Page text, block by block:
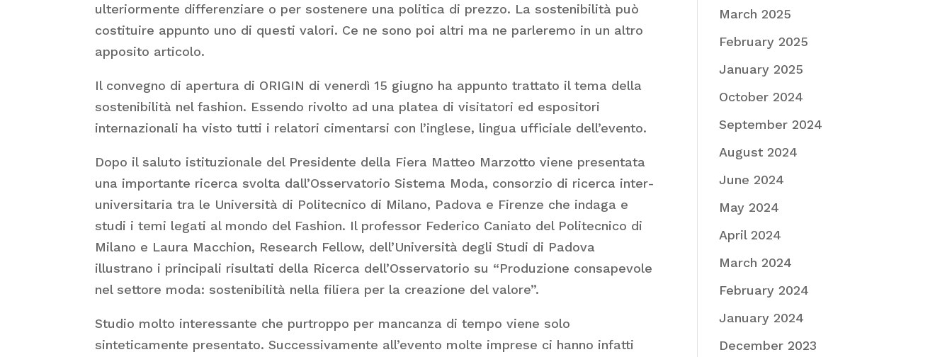
ulteriormente differenziare o per sostenere una politica di prezzo. La sostenibilità può
costituire appunto uno di questi valori. Ce ne sono poi altri ma ne parleremo in un altro
apposito articolo.
Il convegno di apertura di ORIGIN di venerdì 15 giugno ha appunto trattato il tema della
sostenibilità nel fashion. Essendo rivolto ad una platea di visitatori ed espositori
internazionali ha visto tutti i relatori cimentarsi con l’inglese, lingua ufficiale dell’evento.
Dopo il saluto istituzionale del Presidente della Fiera Matteo Marzotto viene presentata
una importante ricerca svolta dall’Osservatorio Sistema Moda, consorzio di ricerca inter-
universitaria tra le Università di Politecnico di Milano, Padova e Firenze che indaga e
studi i temi legati al mondo del Fashion. Il professor Federico Caniato del Politecnico di
Milano e Laura Macchion, Research Fellow, dell’Università degli Studi di Padova
illustrano i principali risultati della Ricerca dell’Osservatorio su “Produzione consapevole
nel settore moda: sostenibilità nella filiera per la creazione del valore”.
Studio molto interessante che purtroppo per mancanza di tempo viene solo
sinteticamente presentato. Successivamente all’evento molte imprese ci hanno infatti
March 2025
February 2025
January 2025
October 2024
September 2024
August 2024
June 2024
May 2024
April 2024
March 2024
February 2024
January 2024
December 2023